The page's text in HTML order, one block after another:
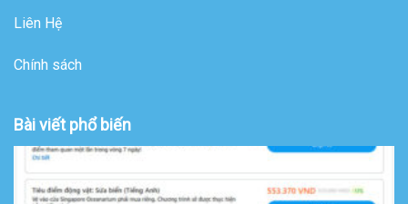
Liên Hệ
Chính sách
Bài viết phổ biến